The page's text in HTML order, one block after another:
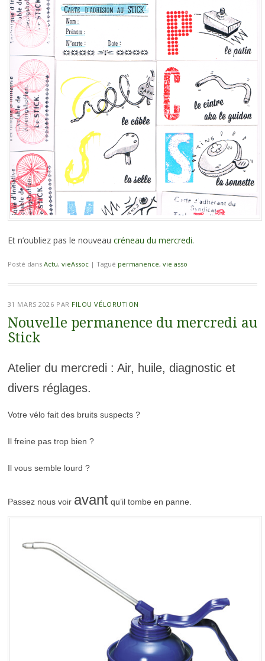
Et n’oubliez pas le nouveau créneau du mercredi.
Posté dans Actu, vieAssoc | Tagué permanence, vie asso
31 MARS 2026 PAR FILOU VÉLORUTION
Nouvelle permanence du mercredi au
Stick
Atelier du mercredi : Air, huile, diagnostic et
divers réglages.
Votre vélo fait des bruits suspects ?
Il freine pas trop bien ?
Il vous semble lourd ?
Passez nous voir avantqu’il tombe en panne.